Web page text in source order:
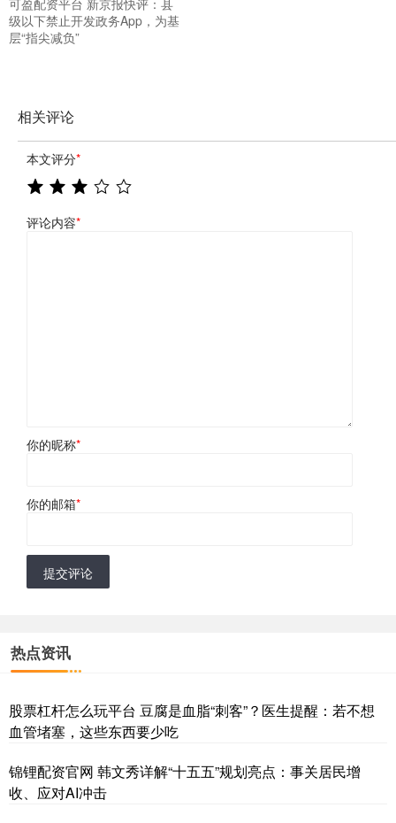
级以下禁止开发政务App，为基
层“指尖减负”
相关评论
本文评分*
评论内容*
你的昵称*
你的邮箱*
提交评论
热点资讯
股票杠杆怎么玩平台 豆腐是血脂“刺客”？医生提醒：若不想
血管堵塞，这些东西要少吃
锦锂配资官网 韩文秀详解“十五五”规划亮点：事关居民增
收、应对AI冲击